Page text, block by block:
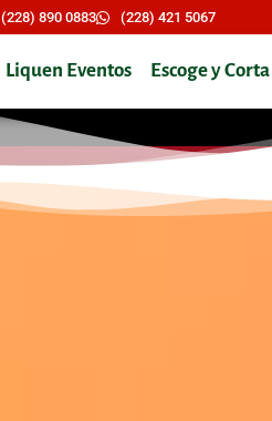
(228) 890 0883 (228) 421 5067
Liquen Eventos Escoge y Corta